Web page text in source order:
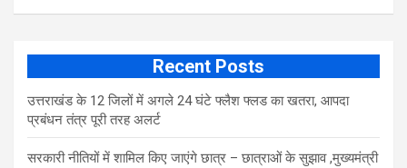
Recent Posts
उत्तराखंड के 12 जिलों में अगले 24 घंटे फ्लैश फ्लड का खतरा, आपदा
प्रबंधन तंत्र पूरी तरह अलर्ट
सरकारी नीतियों में शामिल किए जाएंगे छात्र – छात्राओं के सुझाव ,मुख्यमंत्री